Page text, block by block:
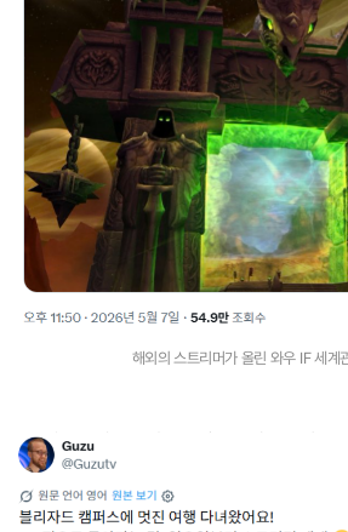
해외의 스트리머가 올린 와우 IF 세계